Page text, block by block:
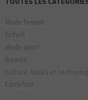
Mode femme
Enfant
Mode sport
Beauté
Culture, loisirs et
Carrefour